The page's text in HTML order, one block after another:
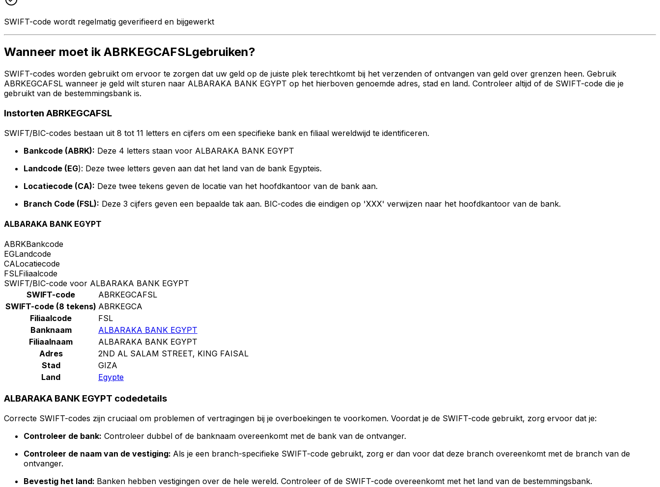
SWIFT-code wordt regelmatig geverifieerd en bijgewerkt
Wanneer moet ik ABRKEGCAFSLgebruiken?
SWIFT-codes worden gebruikt om ervoor te zorgen dat uw geld op de juiste plek terechtkomt bij het verzenden of ontvangen van geld over grenzen heen. Gebruik
ABRKEGCAFSL wanneer je geld wilt sturen naar ALBARAKA BANK EGYPT op het hierboven genoemde adres, stad en land. Controleer altijd of de SWIFT-code die je
gebruikt van de bestemmingsbank is.
Instorten ABRKEGCAFSL
SWIFT/BIC-codes bestaan uit 8 tot 11 letters en cijfers om een specifieke bank en filiaal wereldwijd te identificeren.
Bankcode (ABRK): Deze 4 letters staan voor ALBARAKA BANK EGYPT
Landcode (EG): Deze twee letters geven aan dat het land van de bank Egypteis.
Locatiecode (CA): Deze twee tekens geven de locatie van het hoofdkantoor van de bank aan.
Branch Code (FSL): Deze 3 cijfers geven een bepaalde tak aan. BIC-codes die eindigen op 'XXX' verwijzen naar het hoofdkantoor van de bank.
ALBARAKA BANK EGYPT
ABRKBankcode
EGLandcode
CALocatiecode
FSLFiliaalcode
SWIFT/BIC-code voor ALBARAKA BANK EGYPT
SWIFT-code
ABRKEGCAFSL
SWIFT-code (8 tekens) ABRKEGCA
Filiaalcode
FSL
Banknaam
ALBARAKA BANK EGYPT
Filiaalnaam
ALBARAKA BANK EGYPT
Adres
2ND AL SALAM STREET, KING FAISAL
Stad
GIZA
Land
Egypte
ALBARAKA BANK EGYPT codedetails
Correcte SWIFT-codes zijn cruciaal om problemen of vertragingen bij je overboekingen te voorkomen. Voordat je de SWIFT-code gebruikt, zorg ervoor dat je:
Controleer de bank: Controleer dubbel of de banknaam overeenkomt met de bank van de ontvanger.
Controleer de naam van de vestiging: Als je een branch-specifieke SWIFT-code gebruikt, zorg er dan voor dat deze branch overeenkomt met de branch van de
ontvanger.
Bevestig het land: Banken hebben vestigingen over de hele wereld. Controleer of de SWIFT-code overeenkomt met het land van de bestemmingsbank.